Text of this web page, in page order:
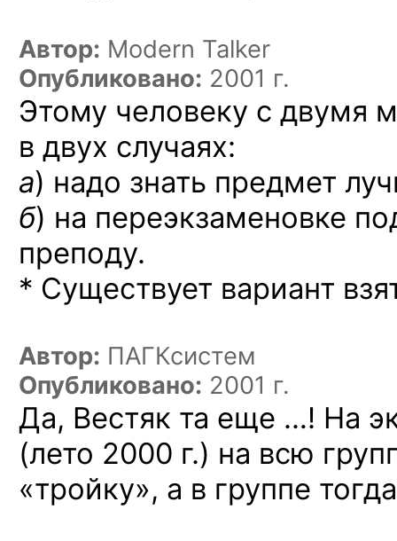
Автор: Modern Talker
Опубликовано: 2001 г.
Этому человеку с двумя
в двух случаях:
а) надо знать предмет
б) на переэкзаменовке
преподу.
* Существует вариант
Автор: ПАГКсистем
Опубликовано: 2001 г.
Да, Вестяк та еще …! На
(лето 2000 г.) на всю
«тройку», а в группе